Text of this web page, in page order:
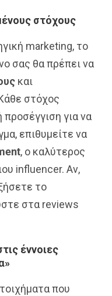
στόχους
marketing, το
σας θα πρέπει να
και
στόχος
προσέγγιση για να
επιθυμείτε να
, ο καλύτερος
influencer. Αν,
το
στα reviews
έννοιες
που